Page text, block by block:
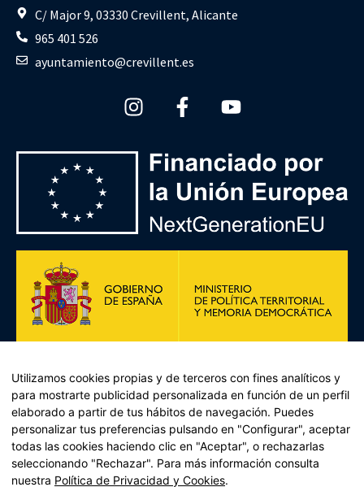
C/ Major 9, 03330 Crevillent, Alicante
965 401 526
ayuntamiento@crevillent.es
Plan de Recuperación, Transformación y Resiliencia –
Financiado por la Unión Europea << Next Generation EU>>
Mecanismo de Recuperación y resiliencia, establecido por el
Utilizamos cookies propias y de terceros con fines analíticos y
para mostrarte publicidad personalizada en función de un perfil
elaborado a partir de tus hábitos de navegación. Puedes
personalizar tus preferencias pulsando en "Configurar", aceptar
todas las cookies haciendo clic en "Aceptar", o rechazarlas
seleccionando "Rechazar". Para más información consulta
nuestra Política de Privacidad y Cookies.